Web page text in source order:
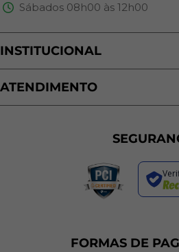
Sábados 08h00 às 12h00
INSTITUCIONAL
Quem Somos
Nossas Lojas
ATENDIMENTO
Política de Privacidade
Trocas e Devoluções
Regras de Promoções
Termos de Uso
Plano de CorteFORMAS DE